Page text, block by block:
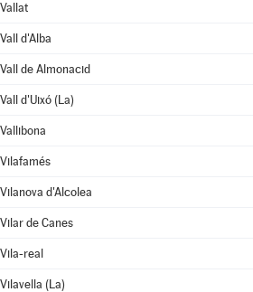
Vallat
Vall d'Alba
Vall de Almonacid
Vall d'Uixó (La)
Vallibona
Vilafamés
Vilanova d'Alcolea
Vilar de Canes
Vila-real
Vilavella (La)